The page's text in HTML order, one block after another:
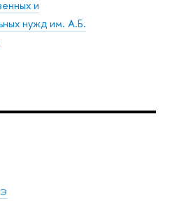
и
нужд им. А.Б.